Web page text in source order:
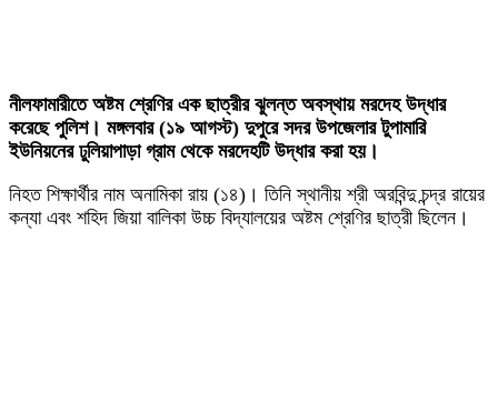
নীলফামারীতে অষ্টম শ্রেণির এক ছাত্রীর ঝুলন্ত অবস্থায় মরদেহ উদ্ধার
করেছে পুলিশ। মঙ্গলবার (১৯ আগস্ট) দুপুরে সদর উপজেলার টুপামারি
ইউনিয়নের ঢুলিয়াপাড়া গ্রাম থেকে মরদেহটি উদ্ধার করা হয়।
নিহত শিক্ষার্থীর নাম অনামিকা রায় (১৪)। তিনি স্থানীয় শ্রী অরবিন্দু চন্দ্র রায়ের
কন্যা এবং শহিদ জিয়া বালিকা উচ্চ বিদ্যালয়ের অষ্টম শ্রেণির ছাত্রী ছিলেন।